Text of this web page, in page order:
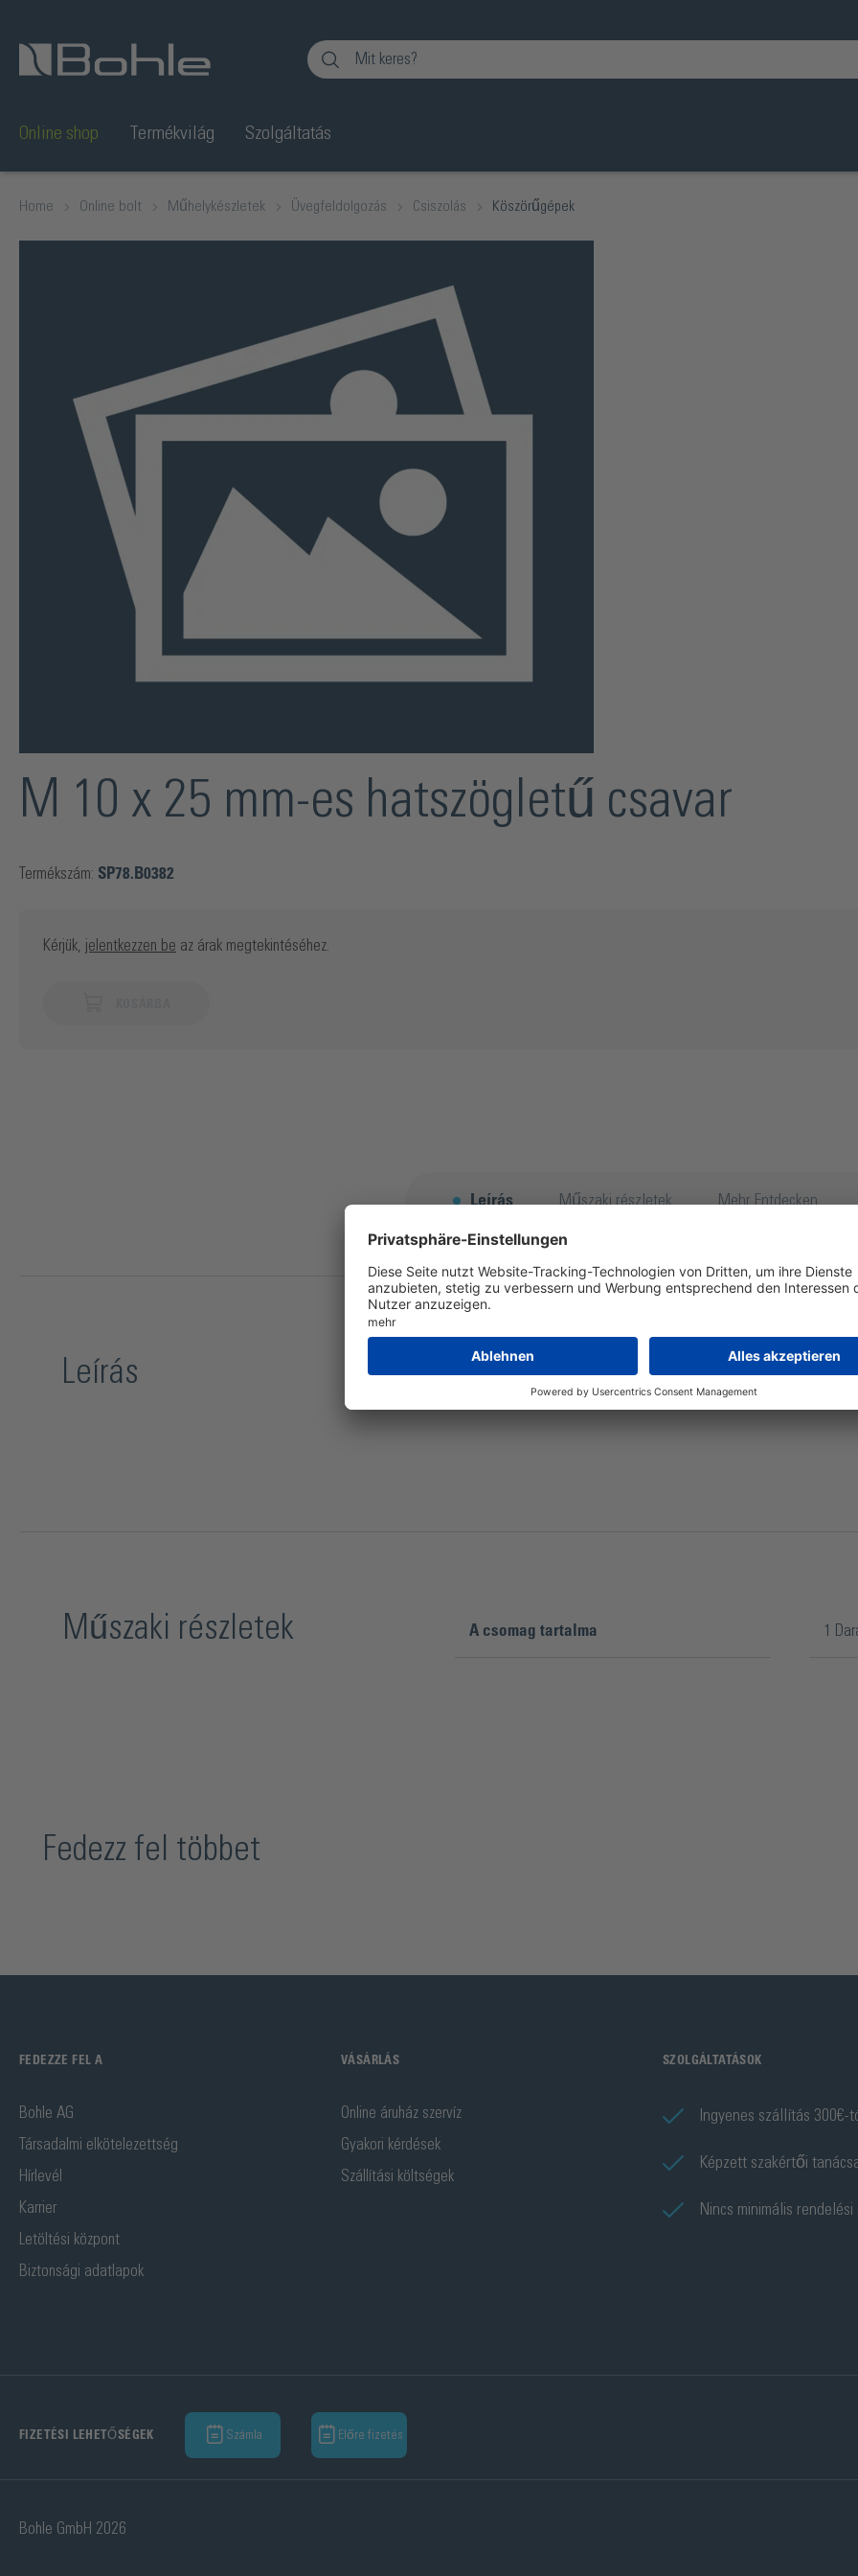
Online shop Termékvilág Szolgáltatás
Home Online bolt Műhelykészletek Üvegfeldolgozás Csiszolás Köszörűgépek
M 10 x 25 mm-es hatszögletű csavar
Termékszám: SP78.B0382
Kérjük, jelentkezzen be az árak megtekintéséhez.
Leírás Műszaki részletek Mehr Entdecken
Leírás A 25 mm hosszú hatszögletű csavar névleges
Műszaki részletek A csomag tartalma 1
Fedezz fel többet
FEDEZZE FEL A
Bohle AG
Társadalmi elkötelezettség
Hírlevél
Karrier
Letöltési központ
Biztonsági adatlapok
VÁSÁRLÁS
Online áruház szervíz
Gyakori kérdések
Szállítási költségek
SZOLGÁLTATÁSOK
Ingyenes szállítás 300€-
Képzett szakértői
Nincs minimális rendelési
FIZETÉSI LEHETŐSÉGEK Számla Előre fizetés
Bohle GmbH 2026